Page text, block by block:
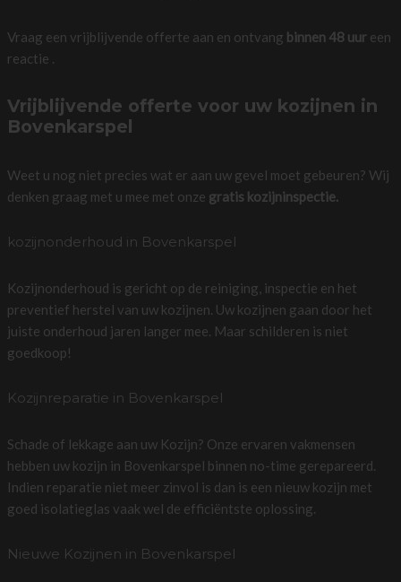
Vraag een vrijblijvende offerte aan en ontvang binnen 48 uureen
reactie .
Vrijblijvende offerte voor uw kozijnen in
Bovenkarspel
Weet u nog niet precies wat er aan uw gevel moet gebeuren? Wij
denken graag met u mee met onze gratis kozijninspectie.
kozijnonderhoud in Bovenkarspel
Kozijnonderhoud is gericht op de reiniging, inspectie en het
preventief herstel van uw kozijnen. Uw kozijnen gaan door het
juiste onderhoud jaren langer mee. Maar schilderen is niet
goedkoop!
Kozijnreparatie in Bovenkarspel
Schade of lekkage aan uw Kozijn? Onze ervaren vakmensen
hebben uw kozijn in Bovenkarspel binnen no-time gerepareerd.
Indien reparatie niet meer zinvol is dan is een nieuw kozijn met
goed isolatieglas vaak wel de efficiëntste oplossing.
Nieuwe Kozijnen in Bovenkarspel